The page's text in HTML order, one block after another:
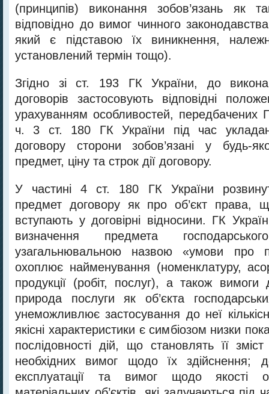
(принципів) виконання зобов’язань як
відповідно до вимог чинного
який є підставою їх виникнення,
установлений термін тощо).
Згідно зі ст. 193 ГК України, до
договорів застосовують відповідні
урахуванням особливостей, передбачених
ч. 3 ст. 180 ГК України під час
договору сторони зобов’язані у будь-
предмет, ціну та строк дії договору.
У частині 4 ст. 180 ГК України
предмет договору як про об’єкт права,
вступають у договірні відносини. ГК
визначення предмета
узагальнювальною назвою «умови про
охоплює найменування (номенклатуру,
продукції (робіт, послуг), а також вимоги
природа послуги як об’єкта
унеможливлює застосування до неї
якісні характеристики є симбіозом низки
послідовності дій, що становлять її
необхідних вимог щодо їх здійснення;
експлуатації та вимог щодо якості